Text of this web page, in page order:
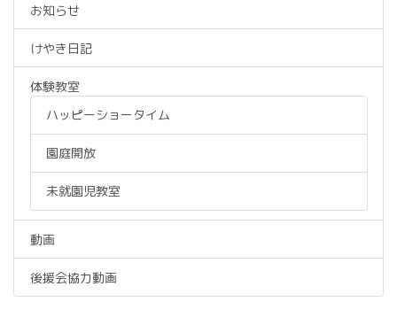
お知らせ
けやき日記
体験教室
ハッピーショータイム
園庭開放
未就園児教室
動画
後援会協力動画